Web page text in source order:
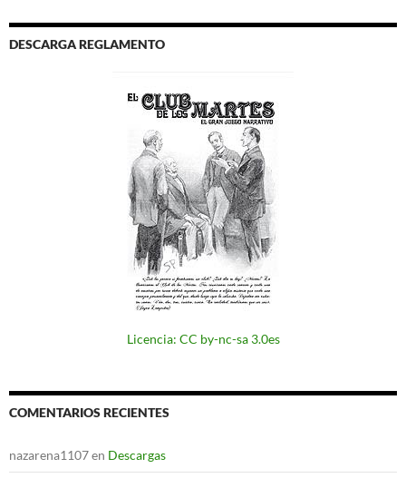
DESCARGA REGLAMENTO
Licencia: CC by-nc-sa 3.0es
COMENTARIOS RECIENTES
nazarena1107en Descargas